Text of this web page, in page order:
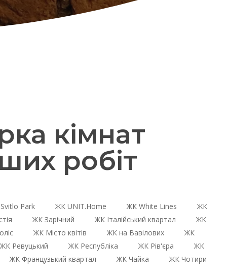
кімнат
робіт
Park ЖК UNIT.Home ЖК White Lines
ЖК
ЖК Зарічний ЖК Італійський квартал
ЖК
ЖК Місто квітів ЖК на Вавілових
ЖК
ЖК Ревуцький ЖК Республіка ЖК Рів'єра
ЖК
ЖК Французький квартал ЖК Чайка
ЖК Чотири